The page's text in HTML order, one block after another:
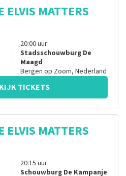
ELVIS MATTERS
20:00uur
Stadsschouwburg De
Maagd
Bergen op Zoom, Nederland
TICKETS
ELVIS MATTERS
20:15 uur
Schouwburg De Kampanje